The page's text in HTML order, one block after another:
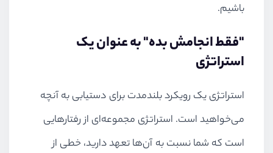
باشیم.
"فقط انجامش بده" به عنوان یک
استراتژی
استراتژی یک رویکرد بلندمدت برای دستیابی به آنچه
می‌خواهید است. استراتژی مجموعه‌ای از رفتارهایی
است که شما نسبت به آن‌ها تعهد دارید، خطی از